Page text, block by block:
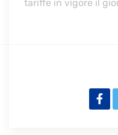
tariffe in vigore il